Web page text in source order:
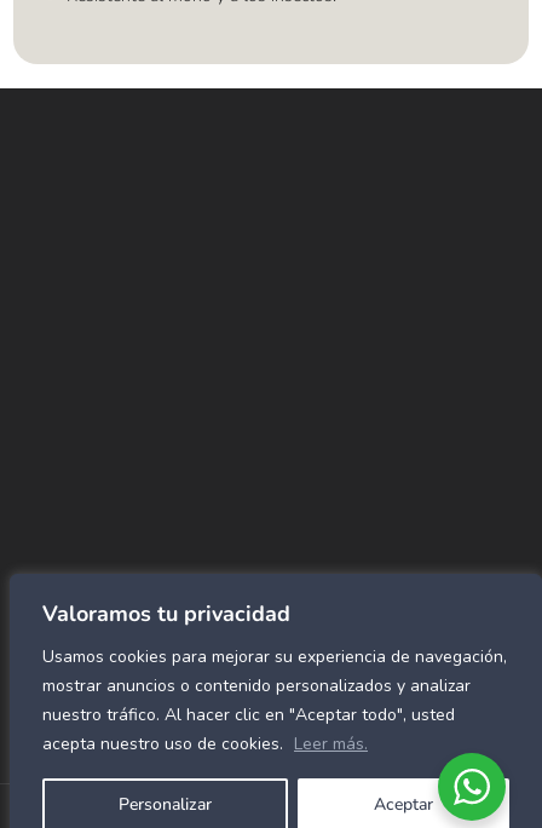
Valoramos tu privacidad
Usamos cookies para mejorar su experiencia de navegación,
mostrar anuncios o contenido personalizados y analizar
nuestro tráfico. Al hacer clic en "Aceptar todo", usted
acepta nuestro uso de cookies. Leer más.
Personalizar Aceptar
Revestimientos para pared
Alfombras Residenciales
Paneles decorativos para pared
Mármol Flex
Caucho para gimnasio
Copyright © 2026 Alfombras Mundiales